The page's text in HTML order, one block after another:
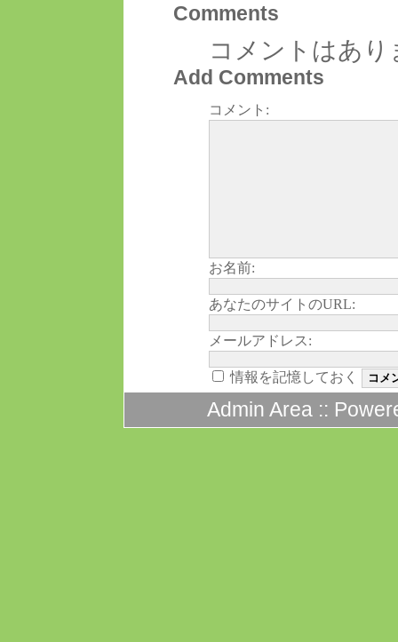
Comments
コメントはあり
Add Comments
コメント:
お名前:
あなたのサイトのURL:
メールアドレス:
情報を記憶しておく
Admin Area ::